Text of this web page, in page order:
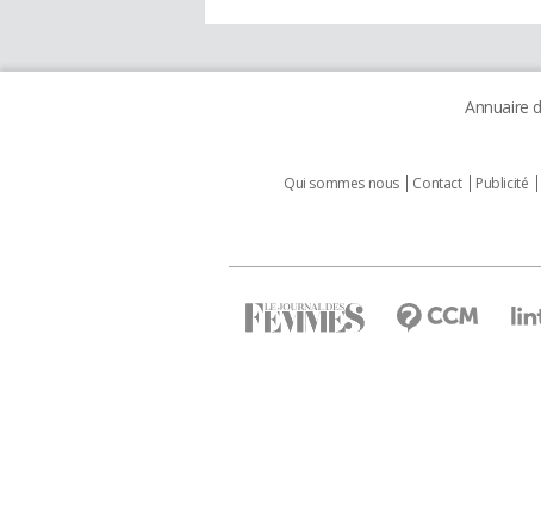
Annuaire
Qui sommes nous Contact Publicité